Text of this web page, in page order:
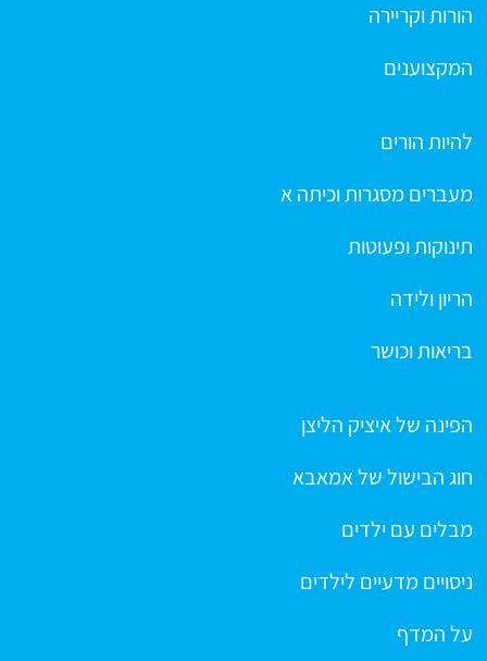
הורות וקריירה
המקצוענים
להיות הורים
מעברים מסגרות וכיתה א
תינוקות ופעוטות
הריון ולידה
בריאות וכושר
הפינה של איציק הליצן
חוג הבישול של אמאבא
מבלים עם ילדים
ניסויים מדעיים לילדים
על המדף